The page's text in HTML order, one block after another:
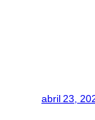
abril 23,